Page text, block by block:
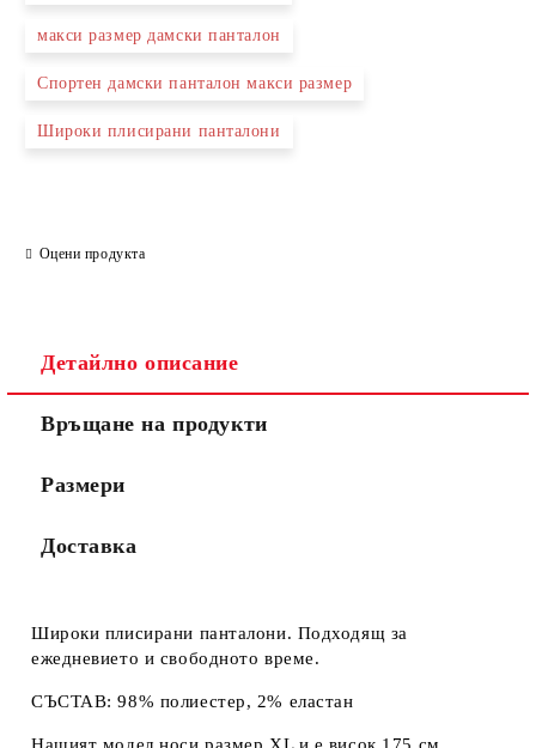
макси размер дамски панталон
Спортен дамски панталон макси размер
Широки плисирани панталони
Оцени продукта
Детайлно описание
Връщане на продукти
Размери
Доставка
Широки плисирани панталони. Подходящ за
ежедневието и свободното време.
СЪСТАВ: 98% полиестер, 2% еластан